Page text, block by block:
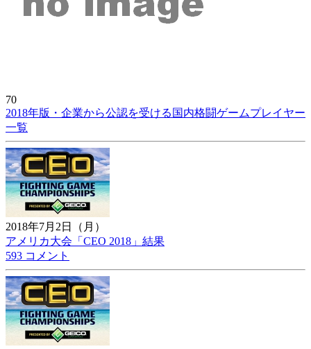
70
2018年版・企業から公認を受ける国内格闘ゲームプレイヤー
一覧
2018年7月2日（月）
アメリカ大会「CEO 2018」結果
593 コメント